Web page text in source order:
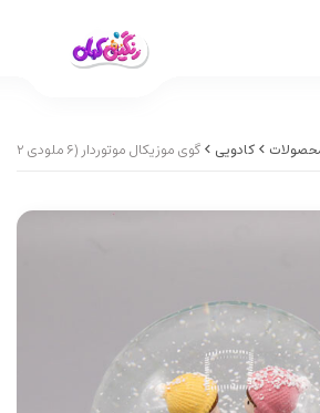
کادویی گوی موزیکال موتوردار (6 ملودی no2)